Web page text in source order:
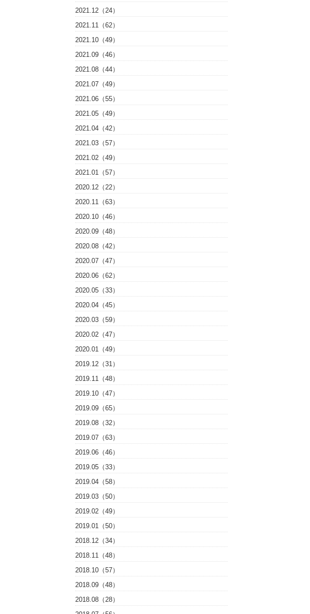
2021.12（24）
2021.11（62）
2021.10（49）
2021.09（46）
2021.08（44）
2021.07（49）
2021.06（55）
2021.05（49）
2021.04（42）
2021.03（57）
2021.02（49）
2021.01（57）
2020.12（22）
2020.11（63）
2020.10（46）
2020.09（48）
2020.08（42）
2020.07（47）
2020.06（62）
2020.05（33）
2020.04（45）
2020.03（59）
2020.02（47）
2020.01（49）
2019.12（31）
2019.11（48）
2019.10（47）
2019.09（65）
2019.08（32）
2019.07（63）
2019.06（46）
2019.05（33）
2019.04（58）
2019.03（50）
2019.02（49）
2019.01（50）
2018.12（34）
2018.11（48）
2018.10（57）
2018.09（48）
2018.08（28）